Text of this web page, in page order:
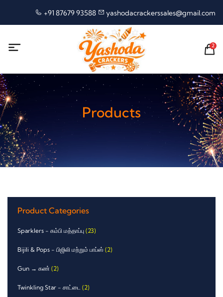
+91 87679 93588 yashodacrackerssales@gmail.com
2
Products
Product Categories
Sparklers - கம்பி மத்தாப்பு (23)
Bijili & Pops - பிஜிலி மற்றும் பாப்ஸ் (2)
Gun → கண் (2)
Twinkling Star - சாட்டை (2)